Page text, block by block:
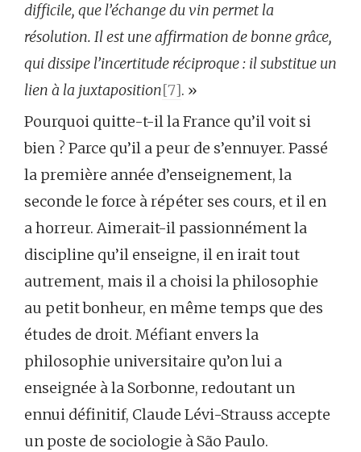
difficile, que l’échange du vin permet la
résolution. Il est une affirmation de bonne grâce,
qui dissipe l’incertitude réciproque : il substitue un
lien à la juxtaposition[7]. »
Pourquoi quitte-t-il la France qu’il voit si
bien ? Parce qu’il a peur de s’ennuyer. Passé
la première année d’enseignement, la
seconde le force à répéter ses cours, et il en
a horreur. Aimerait-il passionnément la
discipline qu’il enseigne, il en irait tout
autrement, mais il a choisi la philosophie
au petit bonheur, en même temps que des
études de droit. Méfiant envers la
philosophie universitaire qu’on lui a
enseignée à la Sorbonne, redoutant un
ennui définitif, Claude Lévi-Strauss accepte
un poste de sociologie à São Paulo.